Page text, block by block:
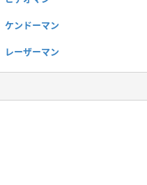
ケンドーマン
レーザーマン